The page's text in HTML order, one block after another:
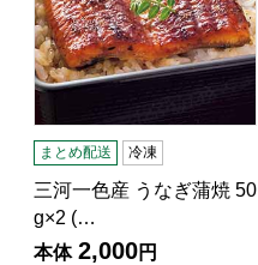
まとめ配送 冷凍
三河一色産 うなぎ蒲焼 50
g×2 (…
本体 2,000円